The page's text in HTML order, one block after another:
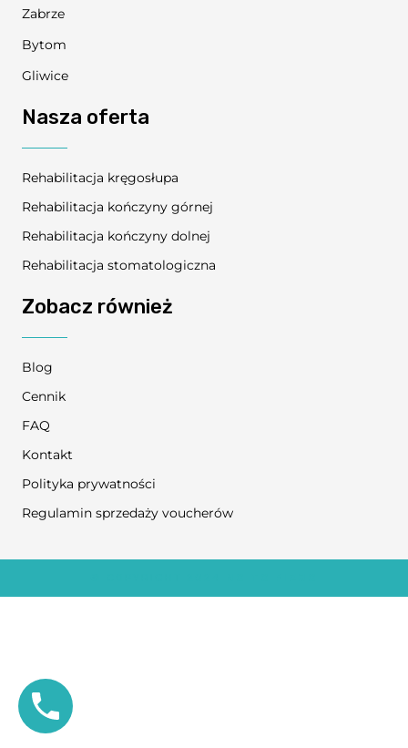
Zabrze
Bytom
Gliwice
Nasza oferta
Rehabilitacja kręgosłupa
Rehabilitacja kończyny górnej
Rehabilitacja kończyny dolnej
Rehabilitacja stomatologiczna
Zobacz również
Blog
Cennik
FAQ
Kontakt
Polityka prywatności
Regulamin sprzedaży voucherów